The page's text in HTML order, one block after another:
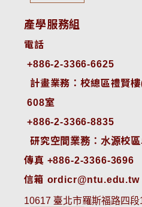
產學服務組
電話
+886-2-3366-6625
計畫業務：校總區禮賢
608室
+886-2-3366-8835
研究空間業務：水源校
傳真 +886-2-3366-3696
信箱 ordicr@ntu.edu.tw
10617 臺北市羅斯福路四